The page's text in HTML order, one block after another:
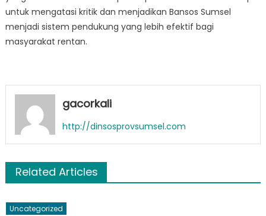
untuk mengatasi kritik dan menjadikan Bansos Sumsel
menjadi sistem pendukung yang lebih efektif bagi
masyarakat rentan.
gacorkali
http://dinsosprovsumsel.com
Related Articles
Uncategorized